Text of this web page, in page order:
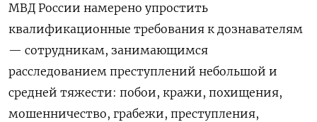
МВД России намерено упростить
квалификационные требования к дознавателям
— сотрудникам, занимающимся
расследованием преступлений небольшой и
средней тяжести: побои, кражи, похищения,
мошенничество, грабежи, преступления,